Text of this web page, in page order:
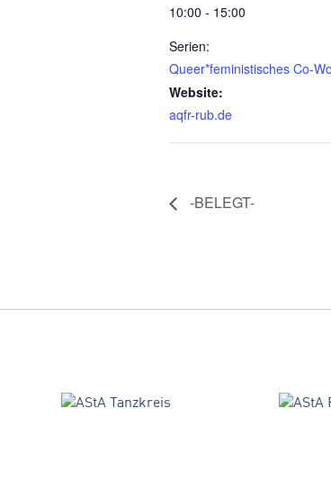
10:00 - 15:00
Serien:
Queer*feministisches Co-
Website:
aqfr-rub.de
-BELEGT-